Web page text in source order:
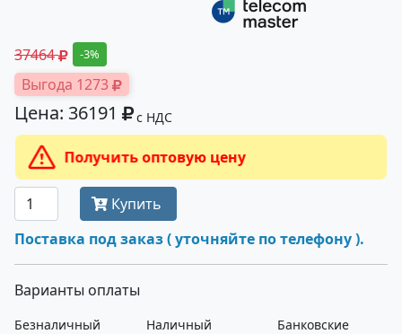
37464 -3%
Выгода 1273
Цена: 36191 с НДС
Получить оптовую цену
Купить
Поставка под заказ ( уточняйте по телефону ).
Варианты оплаты
Безналичный
Наличный
Банковские